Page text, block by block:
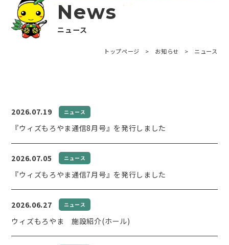
News
ニュース
トップページ > お知らせ > ニュース
2026.07.19 ニュース
『ウィズもろやま通信8月号』を発行しました
2026.07.05 ニュース
『ウィズもろやま通信7月号』を発行しました
2026.06.27 ニュース
ウィズもろやま 施設紹介(ホール)